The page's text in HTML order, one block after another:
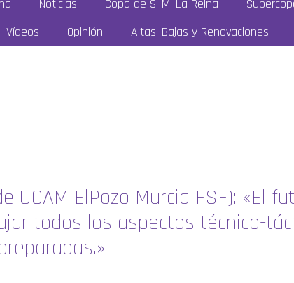
Noticias Copa de S. M. La Reina
Vídeos Opinión Altas, Bajas y Renovaciones
UCAM ElPozo Murcia FSF): «El
todos los aspectos técnico-